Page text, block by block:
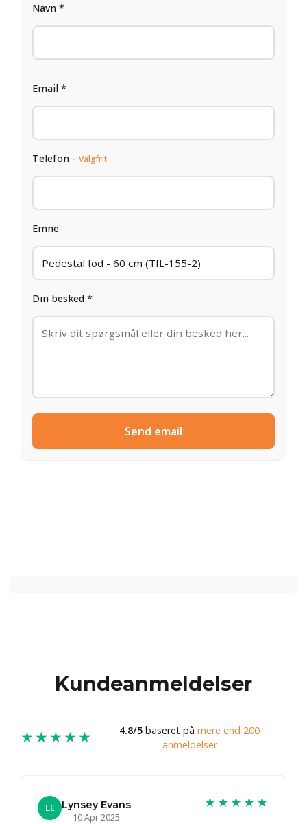
Navn *
Email *
Telefon - Valgfrit
Emne
Din besked *
Send email
Kundeanmeldelser
★★★★★ 4.8/5 baseret på mere end 200
anmeldelser
LE
Lynsey Evans
10 Apr 2025
★★★★★